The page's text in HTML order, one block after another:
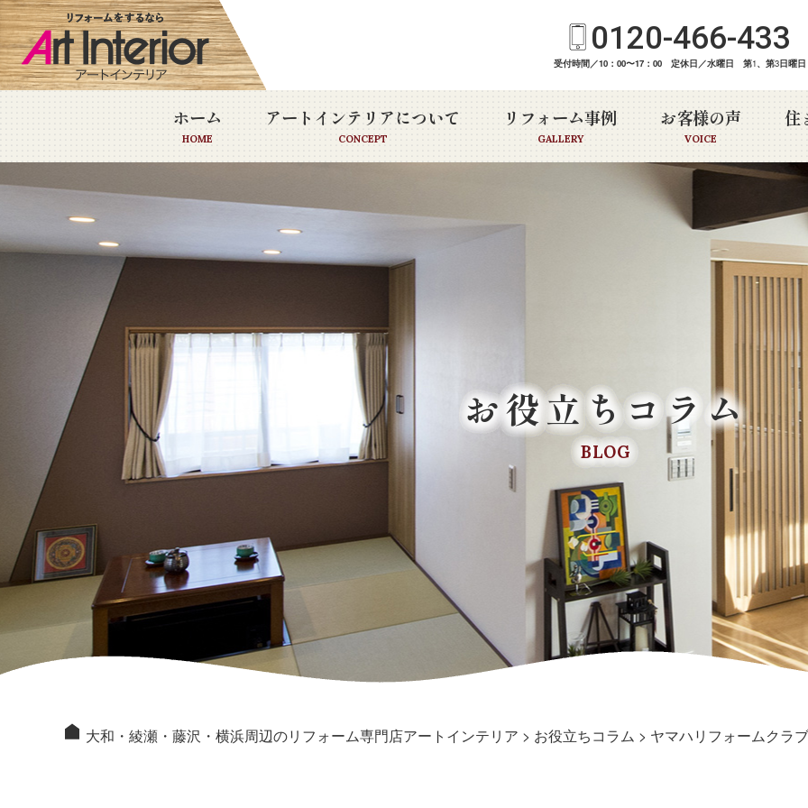
0120-466-433
受付時間／10：00〜17：00 定休日／水曜日 第1 、第3日曜日
ホーム
HOME
アートインテリアについて
CONCEPT
リフォーム事例
GALLERY
お客様の声
VOICE
住
お役立ちコラム
BLOG
大和・綾瀬・藤沢・横浜周辺のリフォーム専門店アートインテリア > お役立ちコラム > ヤマハリフォームクラブ